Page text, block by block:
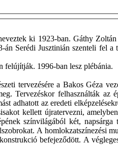
ki 1923-ban. Gáthy
Serédi Jusztinián szenteli fel
felújítják. 1996-ban lesz plébánia.
tervezésére a Bakos Géza
Tervezéskor felhasználták
adhatott az eredeti
kellett újratervezni,
színvilágából két,
A homlokzatszínezési
befejeződött. A